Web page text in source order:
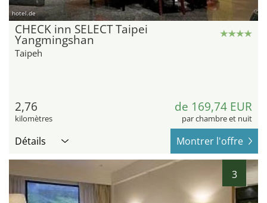
hotel.de
CHECK inn SELECT Taipei
Yangmingshan
Taipeh
2,76
kilomètres
de 169,74 EUR
par chambre et nuit
Détails Montrer l'offre
3